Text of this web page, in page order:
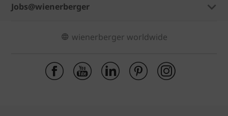
Jobs@wienerberger
wienerberger worldwide